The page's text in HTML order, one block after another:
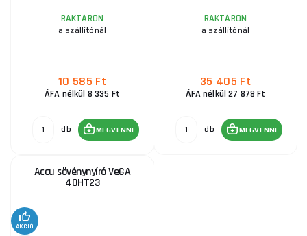
RAKTÁRON
a szállítónál
10 585 Ft
ÁFA nélkül 8 335 Ft
db MEGVENNI
RAKTÁRON
a szállítónál
35 405 Ft
ÁFA nélkül 27 878 Ft
db MEGVENNI
Accu sövénynyíró VeGA
40HT23
AKCIÓ